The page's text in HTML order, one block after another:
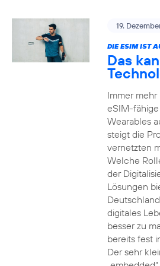
19.
DIE ESIM IST
Das
Immer
eSIM-
Wearables
steigt die
vernetzten
Welche
der
Lösungen
digitales
besser zu
bereits fest
Der sehr